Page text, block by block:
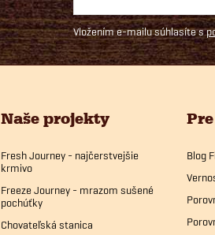
Vložením e-mailu súhlasíte s
Naše projekty
Fresh Journey - najčerstvejšie
krmivo
Freeze Journey - mrazom sušené
pochúťky
Chovateľská stanica
Blog